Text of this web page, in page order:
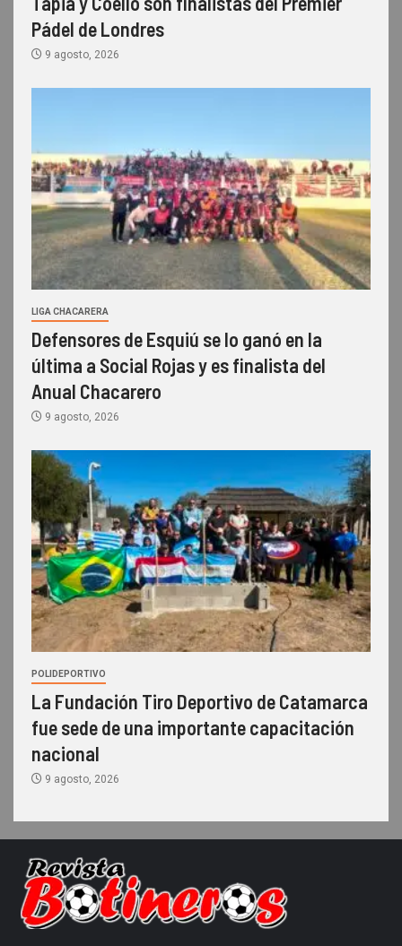
Pádel de Londres
9 agosto, 2026
LIGA CHACARERA
Defensores de Esquiú se lo ganó en la
última a Social Rojas y es finalista del
Anual Chacarero
9 agosto, 2026
POLIDEPORTIVO
La Fundación Tiro Deportivo de Catamarca
fue sede de una importante capacitación
nacional
9 agosto, 2026